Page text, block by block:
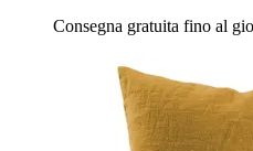
Consegna gratuita fino al